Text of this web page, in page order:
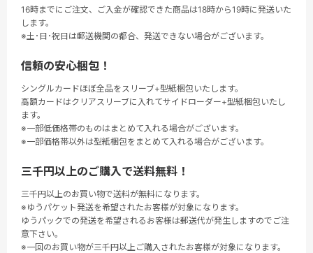
16時までにご注文、ご入金が確認できた商品は18時から19時に発送いた
します。
※土･日･祝日は郵送機関の都合、発送できない場合がございます。
信頼の安心梱包！
シングルカードほぼ全品をスリーブ+型紙梱包いたします。
高額カードはクリアスリーブに入れてサイドローダー+型紙梱包いたし
ます。
※一部低価格帯のものはまとめて入れる場合がございます。
※一部価格帯以外は型紙梱包をまとめて入れる場合がございます。
三千円以上のご購入で送料無料！
三千円以上のお買い物で送料が無料になります。
※ゆうパケット発送を希望されたお客様が対象になります。
ゆうパックでの発送を希望されるお客様は郵送代が発生しますのでご注
意下さい。
※一回のお買い物が三千円以上ご購入されたお客様が対象になります。